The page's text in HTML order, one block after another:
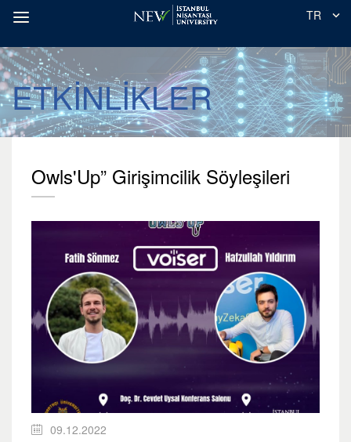
TR
ETKİNLİKLER
Owls'Up” Girişimcilik Söyleşileri
09.12.2022